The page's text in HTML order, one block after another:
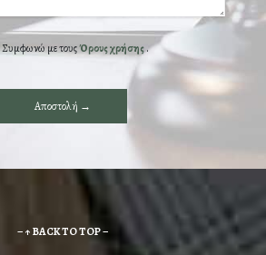
Συμφωνώ με τουςΌρους χρήσης.
– ↑ BACK TO TOP –